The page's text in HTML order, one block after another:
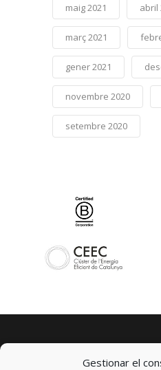
Gestionar el
maig 2021 abril
març 2021
gener 2021
novembre 2020
setembre 2020